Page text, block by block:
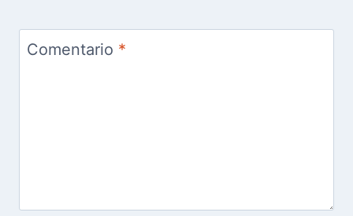
Comentario *